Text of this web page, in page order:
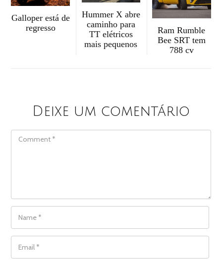
Galloper está de
regresso
Hummer X abre
caminho para
TT elétricos
mais pequenos
Ram Rumble
Bee SRT tem
788 cv
Deixe um comentário
COMMENT
NAME
EMAIL